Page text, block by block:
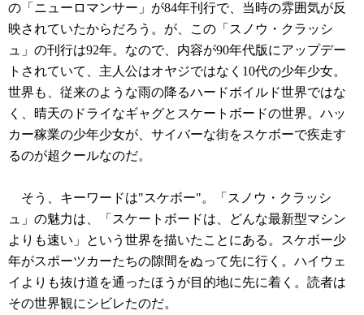
の「ニューロマンサー」が84年刊行で、当時の雰囲気が反
映されていたからだろう。が、この「スノウ・クラッシ
ュ」の刊行は92年。なので、内容が90年代版にアップデー
トされていて、主人公はオヤジではなく10代の少年少女。
世界も、従来のような雨の降るハードボイルド世界ではな
く、晴天のドライなギャグとスケートボードの世界。ハッ
カー稼業の少年少女が、サイバーな街をスケボーで疾走す
るのが超クールなのだ。
そう、キーワードは"スケボー"。「スノウ・クラッシ
ュ」の魅力は、「スケートボードは、どんな最新型マシン
よりも速い」という世界を描いたことにある。スケボー少
年がスポーツカーたちの隙間をぬって先に行く。ハイウェ
イよりも抜け道を通ったほうが目的地に先に着く。読者は
その世界観にシビレたのだ。